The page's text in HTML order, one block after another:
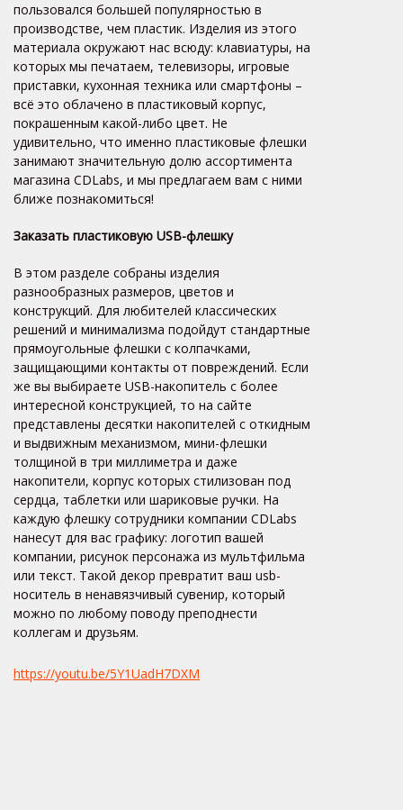
пользовался большей популярностью в
производстве, чем пластик. Изделия из этого
материала окружают нас всюду: клавиатуры, на
которых мы печатаем, телевизоры, игровые
приставки, кухонная техника или смартфоны –
всё это облачено в пластиковый корпус,
покрашенным какой-либо цвет. Не
удивительно, что именно пластиковые флешки
занимают значительную долю ассортимента
магазина CDLabs, и мы предлагаем вам с ними
ближе познакомиться!
Заказать пластиковую USB-флешку
В этом разделе собраны изделия
разнообразных размеров, цветов и
конструкций. Для любителей классических
решений и минимализма подойдут стандартные
прямоугольные флешки с колпачками,
защищающими контакты от повреждений. Если
же вы выбираете USB-накопитель с более
интересной конструкцией, то на сайте
представлены десятки накопителей с откидным
и выдвижным механизмом, мини-флешки
толщиной в три миллиметра и даже
накопители, корпус которых стилизован под
сердца, таблетки или шариковые ручки. На
каждую флешку сотрудники компании CDLabs
нанесут для вас графику: логотип вашей
компании, рисунок персонажа из мультфильма
или текст. Такой декор превратит ваш usb-
носитель в ненавязчивый сувенир, который
можно по любому поводу преподнести
коллегам и друзьям.
https://youtu.be/5Y1UadH7DXM